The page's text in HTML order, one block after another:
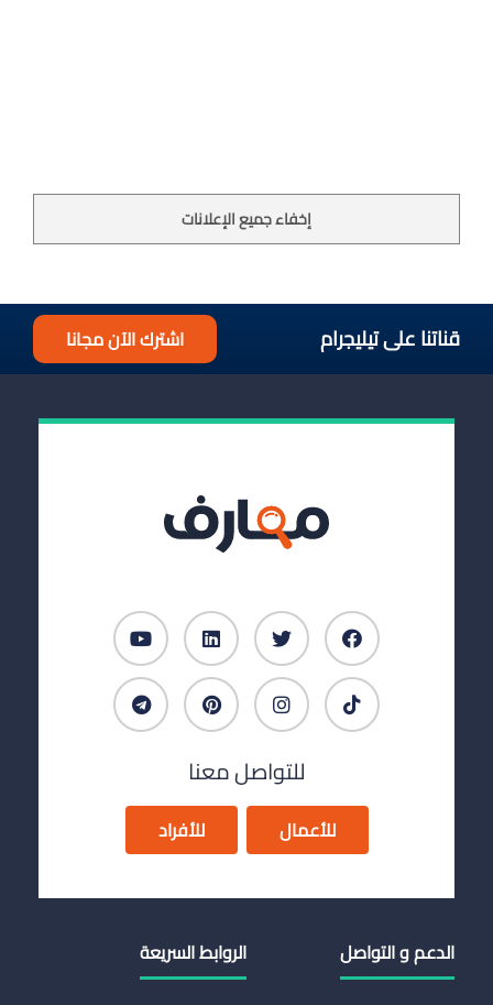
إخفاء جميع الإعلانات
قناتنا على تيليجرام اشترك الآن مجانا
للتواصل معنا
للأعمال للأفراد
الدعم و التواصل الروابط السريعة